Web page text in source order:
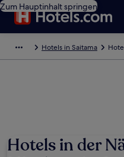
Zum Hauptinhalt springen
Hotels in Saitama
Hotels in der